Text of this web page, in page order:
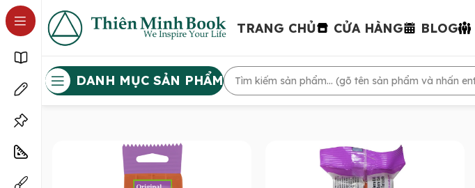
TRANG CHỦ CỬA HÀNG BLOG
DANH MỤC SẢN PHẨM